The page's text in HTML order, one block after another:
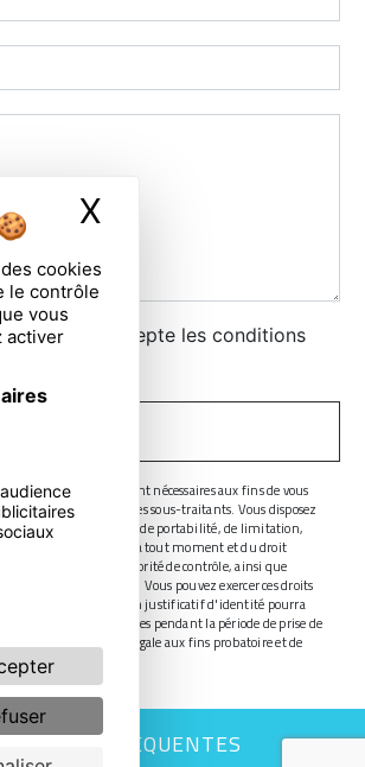
cookies
le contrôle
vous
activer
X
case, j'accepte les conditions
communiquées sont nécessaires aux fins de vous
à l'entreprise et ses sous-traitants. Vous disposez
d’effacement, de portabilité, de limitation,
de votre consentement à tout moment et du droit
auprès d’une autorité de contrôle, ainsi que
données post-mortem. Vous pouvez exercer ces droits
courrier électronique. Un justificatif d'identité pourra
conservons vos données pendant la période de prise de
durée de prescription légale aux fins probatoire et de
FRÉQUENTES